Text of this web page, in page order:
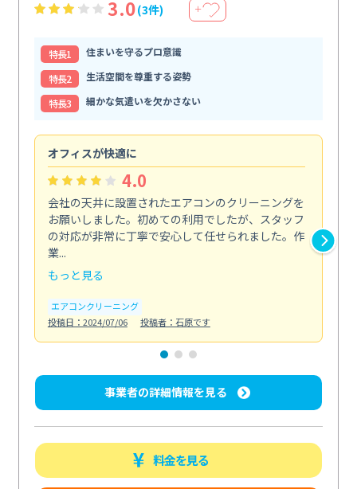
3.0(3件) ＋
特⻑1
住まいを守るプロ意識
特⻑2
生活空間を尊重する姿勢
特⻑3
細かな気遣いを欠かさない
オフィスが快適に
4.0
会社の天井に設置されたエアコンのクリーニングを
お願いしました。初めての利用でしたが、スタッフ
の対応が非常に丁寧で安心して任せられました。作
業...
もっと見る
エアコンクリーニング
投稿日：2024/07/06
投稿者：石原です
事業者の詳細情報を見る
料金を見る